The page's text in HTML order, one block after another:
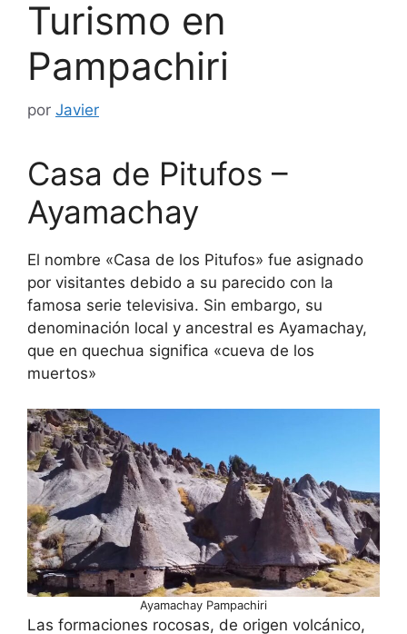
Turismo en
Pampachiri
por Javier
Casa de Pitufos –
Ayamachay
El nombre «Casa de los Pitufos» fue asignado
por visitantes debido a su parecido con la
famosa serie televisiva. Sin embargo, su
denominación local y ancestral es Ayamachay,
que en quechua significa «cueva de los
muertos»
Ayamachay Pampachiri
Las formaciones rocosas, de origen volcánico,